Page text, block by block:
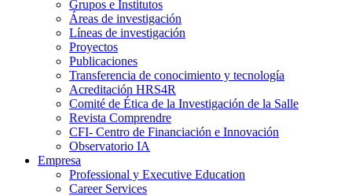
Grupos e Institutos
Áreas de investigación
Líneas de investigación
Proyectos
Publicaciones
Transferencia de conocimiento y tecnología
Acreditación HRS4R
Comité de Ética de la Investigación de la Salle
Revista Comprendre
CFI- Centro de Financiación e Innovación
Observatorio IA
Empresa
Professional y Executive Education
Career Services